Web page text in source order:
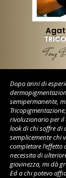
Tony
Dopo anni di
semipermanente,
rivoluzionario per il
look di chi soffre di
semplicemente chi
completare
necessita di
giovinezza, mi dà
Ed a chi potevo